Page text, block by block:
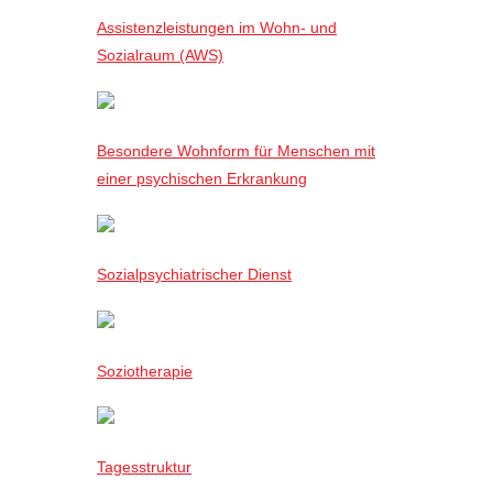
Assistenzleistungen im Wohn- und
Sozialraum (AWS)
Besondere Wohnform für Menschen mit
einer psychischen Erkrankung
Sozialpsychiatrischer Dienst
Soziotherapie
Tagesstruktur